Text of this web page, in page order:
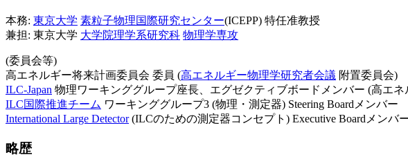
本務: 東京大学 素粒子物理国際研究センター(ICEPP) 特任准教授
兼担: 東京大学 大学院理学系研究科 物理学専攻
(委員会等)
高エネルギー将来計画委員会 委員 (高エネルギー物理学研究者会議 附置委員会)
ILC-Japan 物理ワーキンググループ座長、エグゼクティブボードメンバー (高エ
ILC国際推進チーム ワーキンググループ3 (物理・測定器) Steering Boardメンバー
International Large Detector(ILCのための測定器コンセプト) Executive Boardメンバ
略歴